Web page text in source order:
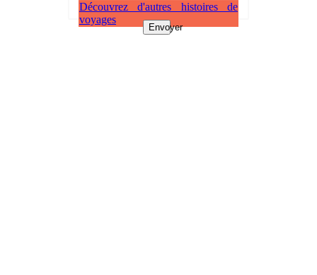
Découvrez d'autres histoires de
voyages
Envoyer